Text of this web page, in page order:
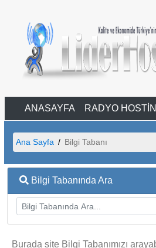
ANASAYFA RADYO
Ana Sayfa Bilgi Tabanı
Bilgi Tabanında Ara
Burada site Bilgi Tabanımızı